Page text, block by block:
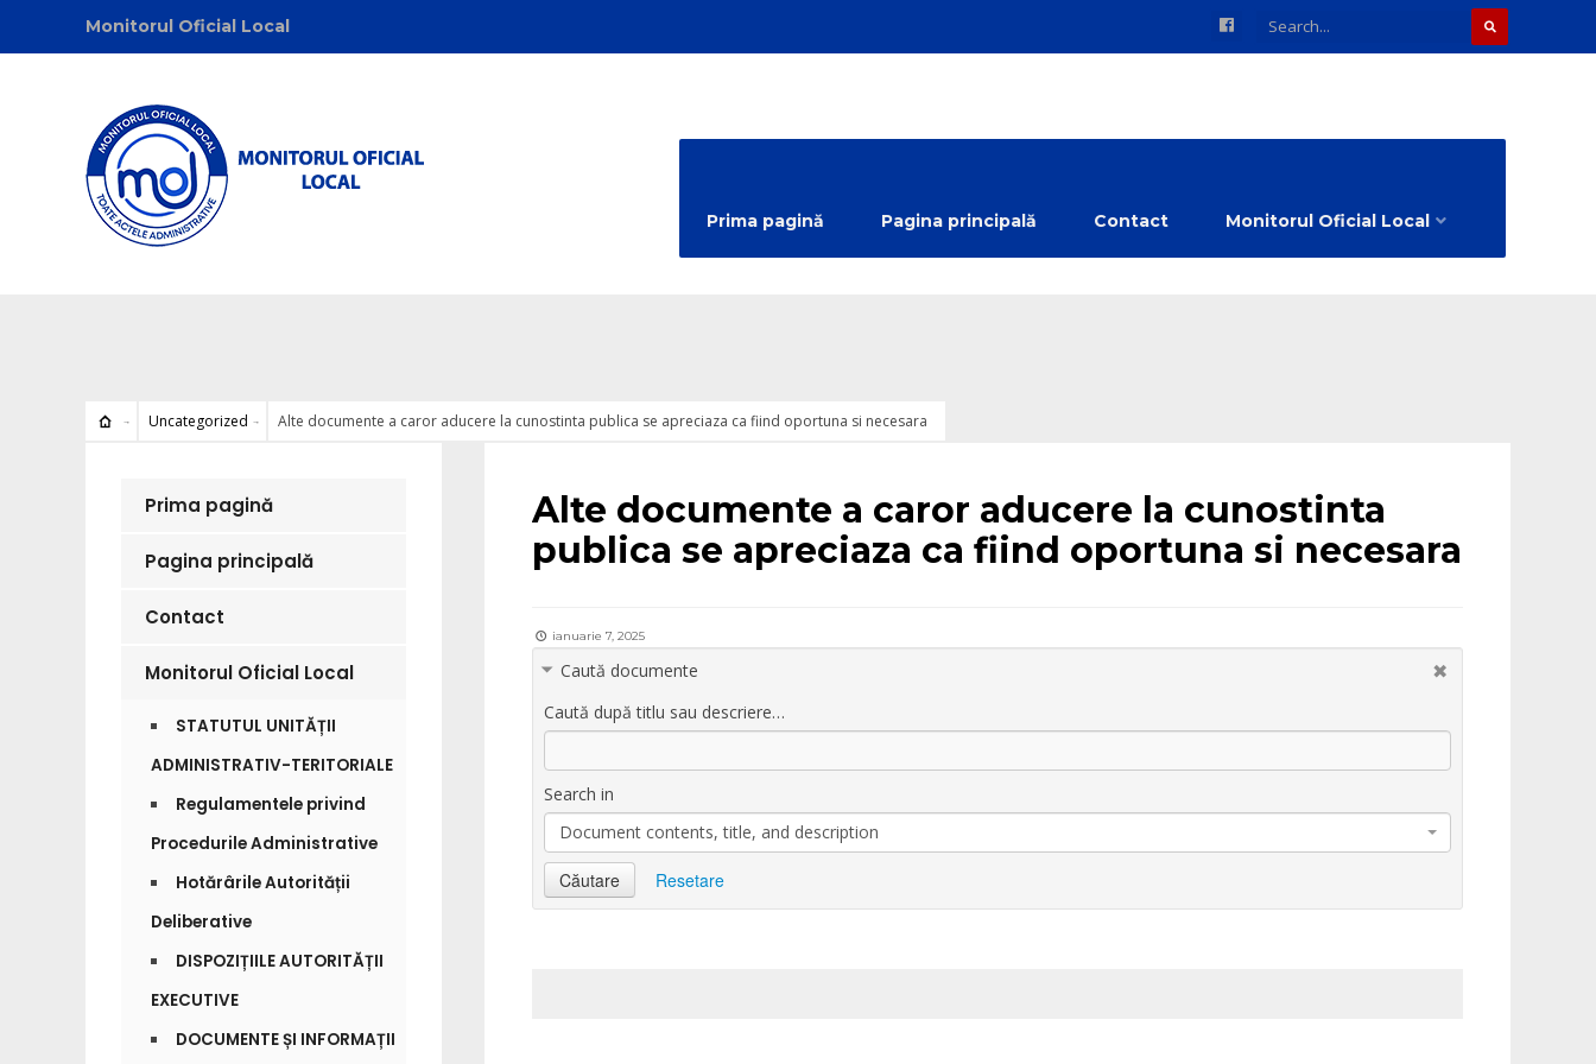
Monitorul Oficial Local
Prima pagină Pagina principală Contact Monitorul Oficial Local
Uncategorized Alte documente a caror aducere la cunostinta publica se apreciaza ca fiind oportuna si necesara
Uncategorized
Alte documente a caror aducere la cunostinta
publica se apreciaza ca fiind oportuna si necesara
ianuarie 7, 2025
Caută documente
Caută după titlu sau descriere…
Search in
Document contents, title, and description
Căutare Resetare
Prima pagină
Pagina principală
Contact
Monitorul Oficial Local
STATUTUL UNITĂȚII
ADMINISTRATIV-TERITORIALE
Regulamentele privind
Procedurile Administrative
Hotărârile Autorității
Deliberative
DISPOZIȚIILE AUTORITĂȚII
EXECUTIVE
DOCUMENTE ȘI INFORMAȚII